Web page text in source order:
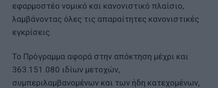
εφαρμοστέο νομικό και κανονιστικό πλαίσιο,
λαμβάνοντας όλες τις απαραίτητες κανονιστικές
εγκρίσεις.
Το Πρόγραμμα αφορά στην απόκτηση μέχρι και
363.151.080 ιδίων μετοχών,
συμπεριλαμβανομένων και των ήδη κατεχομένων,